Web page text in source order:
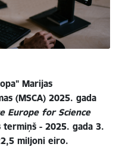
Marijas
(MSCA) 2025. gada
Europe for Science
termiņš - 2025. gada 3.
miljoni eiro.